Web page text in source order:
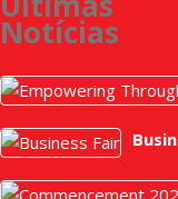
Notícias